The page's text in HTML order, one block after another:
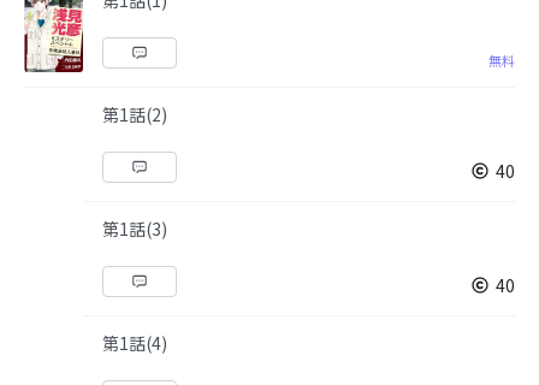
無料
第1話(2)
40
第1話(3)
40
第1話(4)